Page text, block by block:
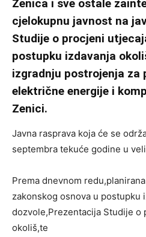
Zenica i sve ostale
cjelokupnu javnost na
Studije o procjeni
postupku izdavanja
izgradnju postrojenja za
električne energije i
Zenici.
Javna rasprava koja će se
septembra tekuće godine u
Prema dnevnom
zakonskog osnova u postupku
dozvole,Prezentacija Studije o
okoliš,te